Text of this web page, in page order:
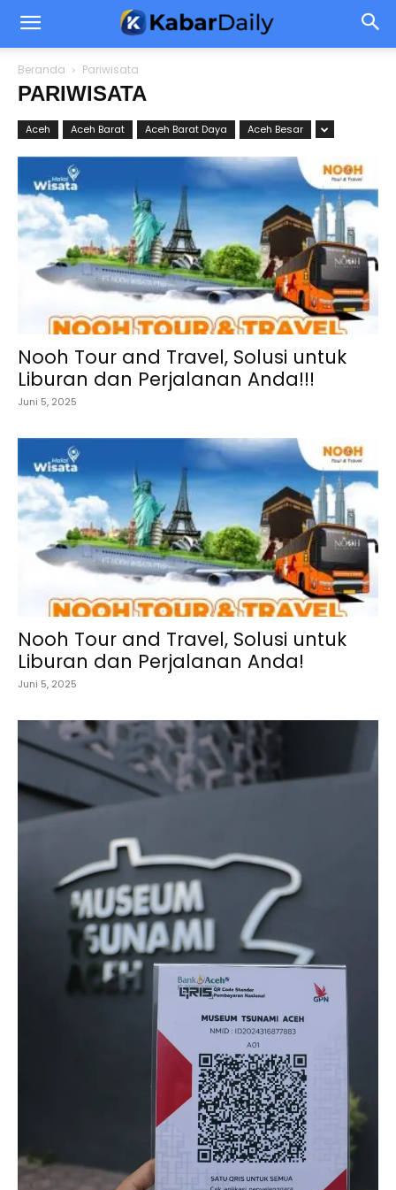
Beranda Pariwisata
PARIWISATA
Aceh Aceh Barat Aceh Barat Daya Aceh Besar
Nooh Tour and Travel, Solusi untuk
Liburan dan Perjalanan Anda!!!
Juni 5, 2025
Nooh Tour and Travel, Solusi untuk
Liburan dan Perjalanan Anda!
Juni 5, 2025